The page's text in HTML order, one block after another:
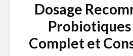
Dosage
Probiotiques
Complet et